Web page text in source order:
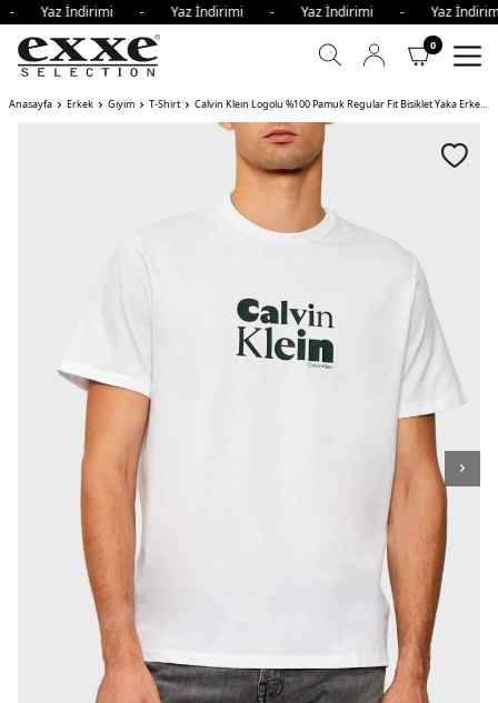
Yaz İndirimi - Yaz İndirimi - Yaz İndirimi - Yaz
0
Anasayfa Erkek Giyim T-Shirt Calvin Klein Logolu %100 Pamuk Regular Fit Bisiklet Yaka Erkek T Shirt YAA